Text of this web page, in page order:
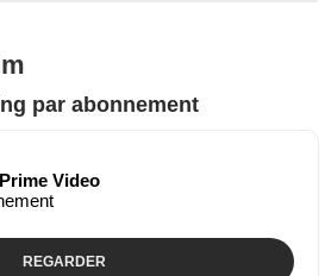
par abonnement
Video
REGARDER